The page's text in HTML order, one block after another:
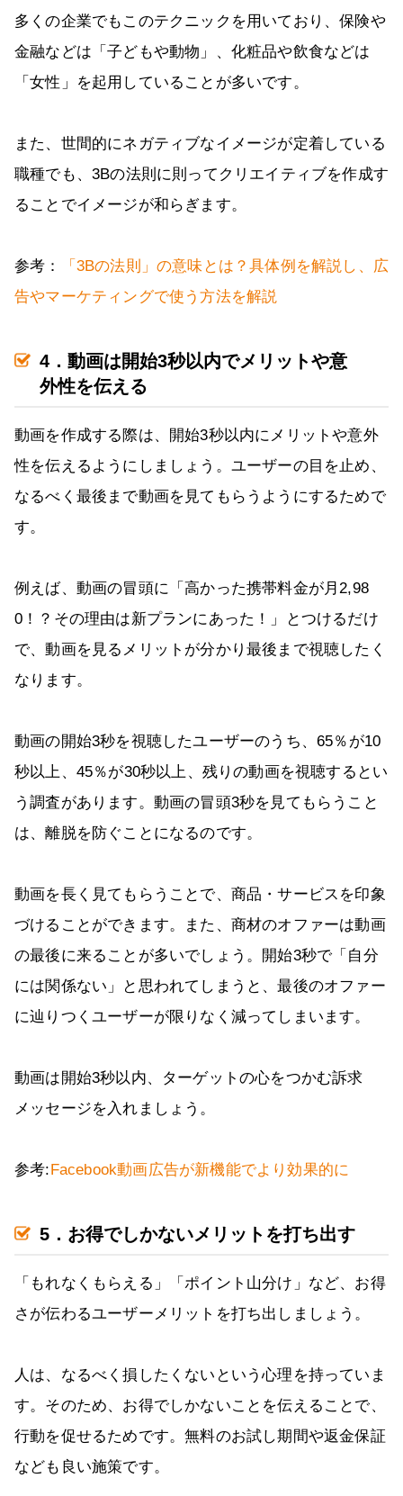
多くの企業でもこのテクニックを用いており、保険や
金融などは「子どもや動物」、化粧品や飲食などは
「女性」を起用していることが多いです。
また、世間的にネガティブなイメージが定着している
職種でも、3Bの法則に則ってクリエイティブを作成す
ることでイメージが和らぎます。
参考：
「3Bの法則」の意味とは？具体例を解説し、広
告やマーケティングで使う方法を解説
4．動画は開始3秒以内でメリットや意
外性を伝える
動画を作成する際は、開始3秒以内にメリットや意外
性を伝えるようにしましょう。ユーザーの目を止め、
なるべく最後まで動画を見てもらうようにするためで
す。
例えば、動画の冒頭に「高かった携帯料金が月2,98
0！？その理由は新プランにあった！」とつけるだけ
で、動画を見るメリットが分かり最後まで視聴したく
なります。
動画の開始3秒を視聴したユーザーのうち、65％が10
秒以上、45％が30秒以上、残りの動画を視聴するとい
う調査があります。動画の冒頭3秒を見てもらうこと
は、離脱を防ぐことになるのです。
動画を長く見てもらうことで、商品・サービスを印象
づけることができます。また、商材のオファーは動画
の最後に来ることが多いでしょう。開始3秒で「自分
には関係ない」と思われてしまうと、最後のオファー
に辿りつくユーザーが限りなく減ってしまいます。
動画は開始3秒以内、ターゲットの心をつかむ訴求
メッセージを入れましょう。
参考: Facebook動画広告が新機能でより効果的に
5．お得でしかないメリットを打ち出す
「もれなくもらえる」「ポイント山分け」など、お得
さが伝わるユーザーメリットを打ち出しましょう。
人は、なるべく損したくないという心理を持っていま
す。そのため、お得でしかないことを伝えることで、
行動を促せるためです。無料のお試し期間や返金保証
なども良い施策です。